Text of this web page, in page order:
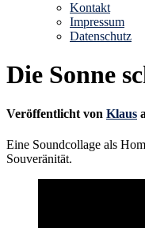
Kontakt
Impressum
Datenschutz
Die Sonne
Veröffentlicht von Klaus
Eine Soundcollage als
Souveränität.